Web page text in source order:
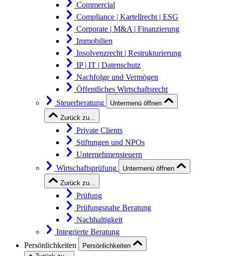
Commercial
Compliance | Kartellrecht | ESG
Corporate | M&A | Finanzierung
Immobilien
Insolvenzrecht | Restrukturierung
IP | IT | Datenschutz
Nachfolge und Vermögen
Öffentliches Wirtschaftsrecht
Steuerberatung
Untermenü öffnen
Zurück zu...
Private Clients
Stiftungen und NPOs
Unternehmensteuern
Wirtschaftsprüfung
Untermenü öffnen
Zurück zu...
Prüfung
Prüfungsnahe Beratung
Nachhaltigkeit
Integrierte Beratung
Persönlichkeiten
Persönlichkeiten